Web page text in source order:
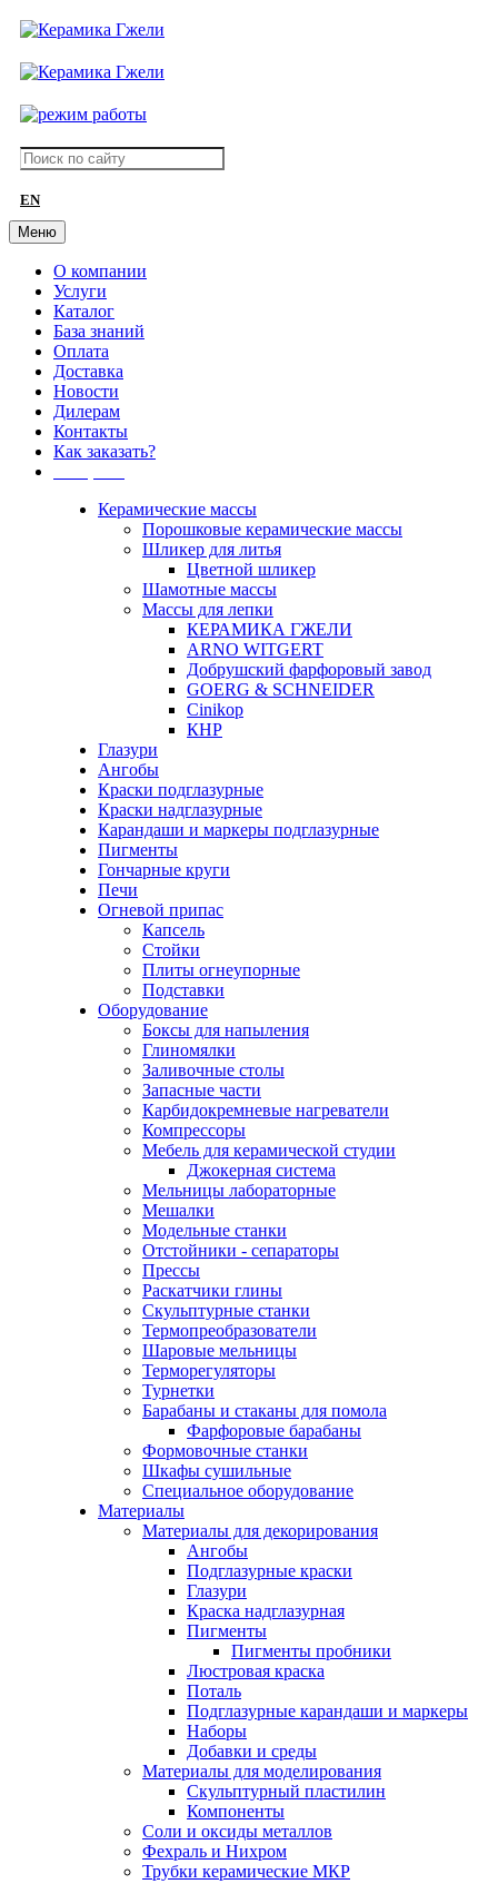
EN
Меню
О компании
Услуги
Каталог
База знаний
Оплата
Доставка
Новости
Дилерам
Контакты
Как заказать?
Керамические массы
Порошковые керамические массы
Шликер для литья
Цветной шликер
Шамотные массы
Массы для лепки
КЕРАМИКА ГЖЕЛИ
ARNO WITGERT
Добрушский фарфоровый завод
GOERG & SCHNEIDER
Cinikop
КНР
Глазури
Ангобы
Краски подглазурные
Краски надглазурные
Карандаши и маркеры подглазурные
Пигменты
Гончарные круги
Печи
Огневой припас
Капсель
Стойки
Плиты огнеупорные
Подставки
Оборудование
Боксы для напыления
Глиномялки
Заливочные столы
Запасные части
Карбидокремневые нагреватели
Компрессоры
Мебель для керамической студии
Джокерная система
Мельницы лабораторные
Мешалки
Модельные станки
Отстойники - сепараторы
Прессы
Раскатчики глины
Скульптурные станки
Термопреобразователи
Шаровые мельницы
Терморегуляторы
Турнетки
Барабаны и стаканы для помола
Фарфоровые барабаны
Формовочные станки
Шкафы сушильные
Специальное оборудование
Материалы
Материалы для декорирования
Ангобы
Подглазурные краски
Глазури
Краска надглазурная
Пигменты
Пигменты пробники
Люстровая краска
Поталь
Подглазурные карандаши и маркеры
Наборы
Добавки и среды
Материалы для моделирования
Скульптурный пластилин
Компоненты
Соли и оксиды металлов
Фехраль и Нихром
Трубки керамические МКР